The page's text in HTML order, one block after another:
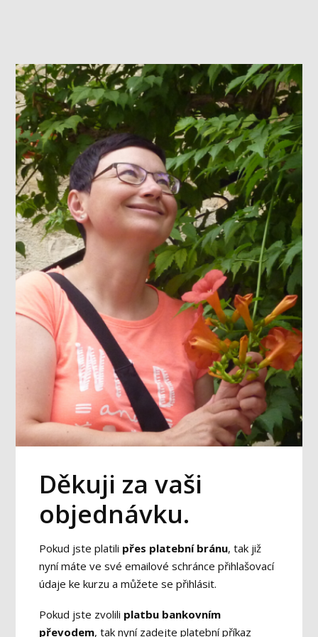
Děkuji za vaši
objednávku.
Pokud jste platili přes platební bránu, tak již
nyní máte ve své emailové schránce přihlašovací
údaje ke kurzu a můžete se přihlásit.
Pokud jste zvolili platbu bankovním
převodem, tak nyní zadejte platební příkaz